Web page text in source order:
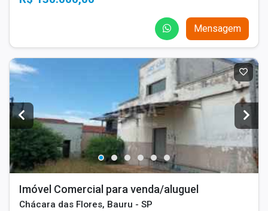
Mensagem
Imóvel Comercial para venda/aluguel
Chácara das Flores, Bauru - SP